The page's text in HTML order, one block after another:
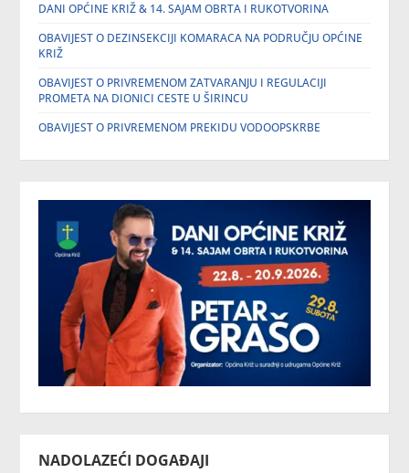
DANI OPĆINE KRIŽ & 14. SAJAM OBRTA I RUKOTVORINA
OBAVIJEST O DEZINSEKCIJI KOMARACA NA PODRUČJU OPĆINE
KRIŽ
OBAVIJEST O PRIVREMENOM ZATVARANJU I REGULACIJI
PROMETA NA DIONICI CESTE U ŠIRINCU
OBAVIJEST O PRIVREMENOM PREKIDU VODOOPSKRBE
NADOLAZEĆI DOGAĐAJI